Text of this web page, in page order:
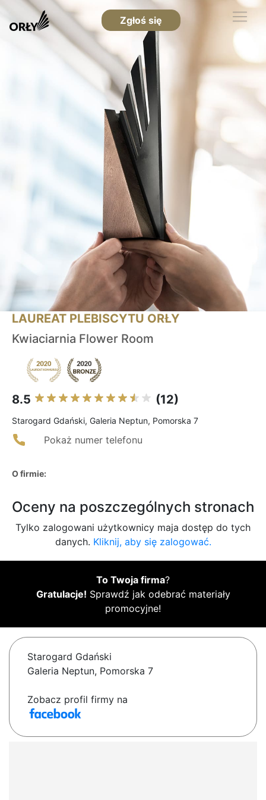
Zgłoś się
LAUREAT PLEBISCYTU ORŁY
Kwiaciarnia Flower Room
8.5 (12)
Starogard Gdański, Galeria Neptun, Pomorska 7
Pokaż numer telefonu
O firmie:
Oceny na poszczególnych stronach
Tylko zalogowani użytkownicy maja dostęp do tych
danych. Kliknij, aby się zalogować.
To Twoja firma?
Gratulacje! Sprawdź jak odebrać materiały
promocyjne!
Starogard Gdański
Galeria Neptun, Pomorska 7
Zobacz profil firmy na